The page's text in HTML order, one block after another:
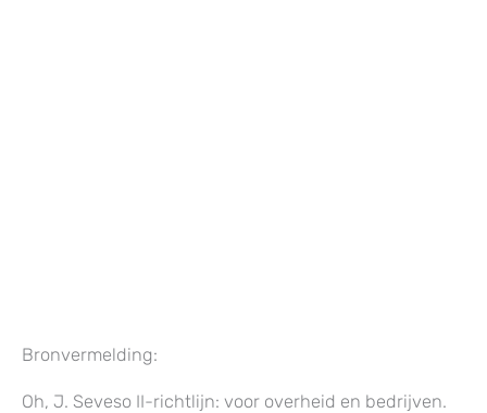
Bronvermelding:
Oh, J. Seveso II-richtlijn: voor overheid en bedrijven.